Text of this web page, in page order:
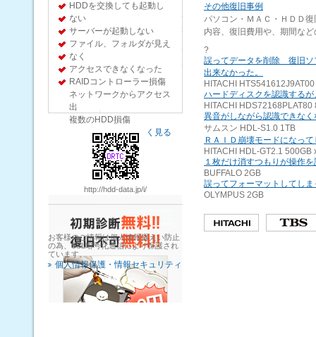
会社概要
CEOからのご挨拶
アクセスマップ
リクルート
パートナープログラム
プレスリリース
利用規約
その他復旧事例
パソコン・ＭＡＣ・ＨＤＤ
内容、復旧費用や、期間な
?
誤ってデータを削除 復旧ソ
出来なかった。
HITACHI
ハードディスクを認識する
HITACHI HDS72168PLAT80
異音がしながら認識できなく
サムスン HDL-S1.0 1TB
ＲＡＩＤ崩壊モードになっ
HITACHI HDL-GT2.1 500GB
１枚だけ消すつもりが操作
BUFFALO 2GB
誤ってフォーマットしてしま
OLYMPUS 2GB
HDDを交換しても起動し
ない
サーバーが起動しない
ファイル、フォルダが見え
なく
アクセスできなくなった
RAIDコントローラー損傷
ネットワークからアクセス
出
複数のHDD損傷
詳しく見る
http://hdd-data.jp/i/
お客様のご情報は個人情報漏えい防止
の為、SSL暗号化通信により保護され
ています。
個人情報保護・情報セキュリティ